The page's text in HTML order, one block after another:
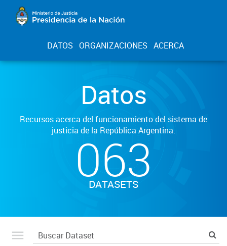
DATOS ORGANIZACIONES ACERCA
Datos
Recursos acerca del funcionamiento del sistema de
justicia de la República Argentina.
063
DATASETS